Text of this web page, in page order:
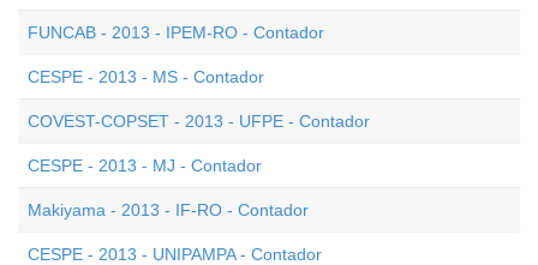
FUNCAB - 2013 - IPEM-RO - Contador
CESPE - 2013 - MS - Contador
COVEST-COPSET - 2013 - UFPE - Contador
CESPE - 2013 - MJ - Contador
Makiyama - 2013 - IF-RO - Contador
CESPE - 2013 - UNIPAMPA - Contador